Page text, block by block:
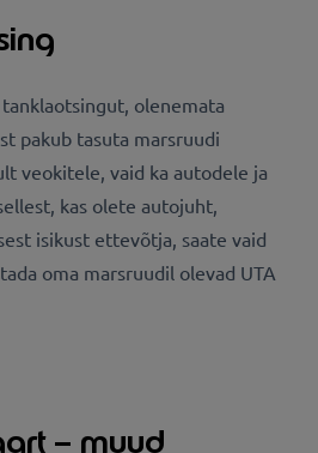
olenemata
pakub tasuta marsruudi
veokitele, vaid ka autodele ja
kas olete autojuht,
isikust ettevõtja, saate vaid
oma marsruudil olevad UTA
– muud